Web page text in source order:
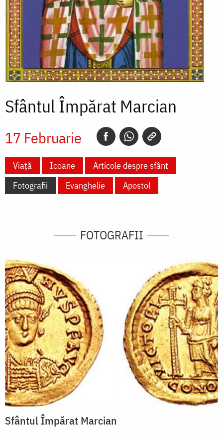
Sfântul Împărat Marcian
17 Februarie
Viață Icoane
Articole despre sfânt
Fotografii
Evanghelie Apostol
FOTOGRAFII
Sfântul Împărat Marcian